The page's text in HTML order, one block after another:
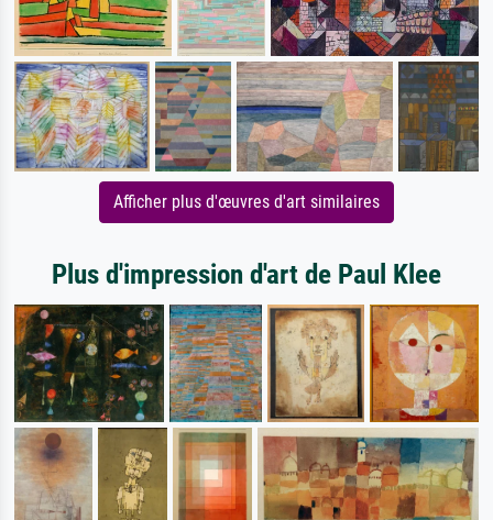
Afficher plus d'œuvres d'art similaires
Plus d'impression d'art de Paul Klee